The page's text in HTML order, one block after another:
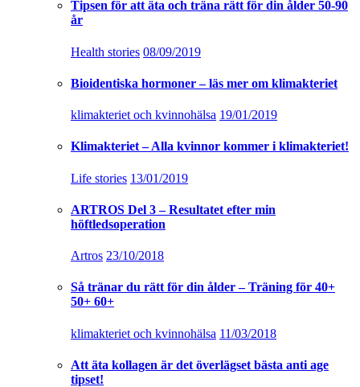
Tipsen för att äta och träna rätt för din ålder 50-90
år
Health stories 08/09/2019
Bioidentiska hormoner – läs mer om klimakteriet
klimakteriet och kvinnohälsa 19/01/2019
Klimakteriet – Alla kvinnor kommer i klimakteriet!
Life stories 13/01/2019
ARTROS Del 3 – Resultatet efter min
höftledsoperation
Artros 23/10/2018
Så tränar du rätt för din ålder – Träning för 40+
50+ 60+
klimakteriet och kvinnohälsa 11/03/2018
Att äta kollagen är det överlägset bästa anti age
tipset!